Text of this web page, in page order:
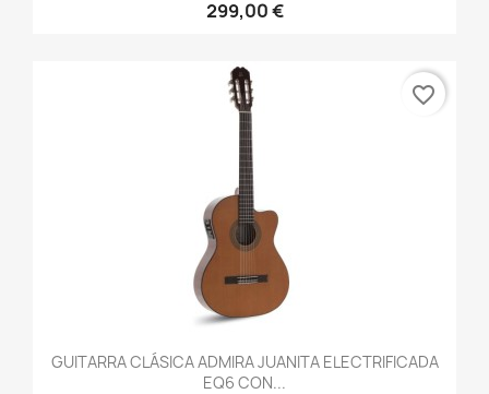
299,00 €
GUITARRA CLÁSICA ADMIRA JUANITA ELECTRIFICADA
EQ6 CON...
favorite_border